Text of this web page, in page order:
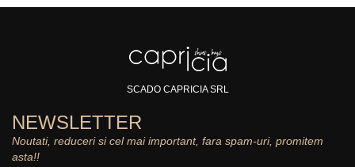
SCADO CAPRICIA SRL
NEWSLETTER
Noutati, reduceri si cel mai important, fara spam-uri, promitem
asta!!